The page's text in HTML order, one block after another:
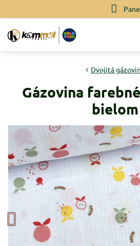
Dvojitá
Gázovina
bielom